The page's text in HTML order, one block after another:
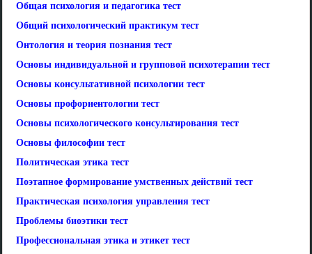
Общая психология и педагогика тест
Общий психологический практикум тест
Онтология и теория познания тест
Основы индивидуальной и групповой психотерапии тест
Основы консультативной психологии тест
Основы профориентологии тест
Основы психологического консультирования тест
Основы философии тест
Политическая этика тест
Поэтапное формирование умственных действий тест
Практическая психология управления тест
Проблемы биоэтики тест
Профессиональная этика и этикет тест